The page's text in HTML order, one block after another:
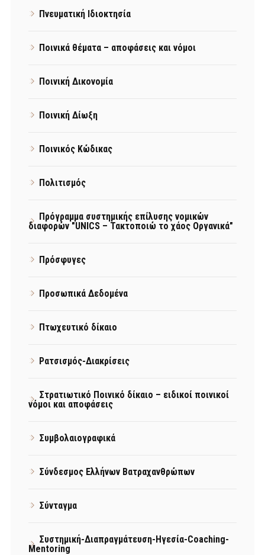
Πνευματική Ιδιοκτησία
Ποινικά θέματα – αποφάσεις και νόμοι
Ποινική Δικονομία
Ποινική Δίωξη
Ποινικός Κώδικας
Πολιτισμός
Πρόγραμμα συστημικής επίλυσης νομικών
διαφορών "UNICS – Τακτοποιώ το χάος Οργανικά"
Πρόσφυγες
Προσωπικά Δεδομένα
Πτωχευτικό δίκαιο
Ρατσισμός-Διακρίσεις
Στρατιωτικό Ποινικό δίκαιο – ειδικοί ποινικοί
νόμοι και αποφάσεις
Συμβολαιογραφικά
Σύνδεσμος Ελλήνων Βατραχανθρώπων
Σύνταγμα
Συστημική-Διαπραγμάτευση-Ηγεσία-Coaching-
Mentoring